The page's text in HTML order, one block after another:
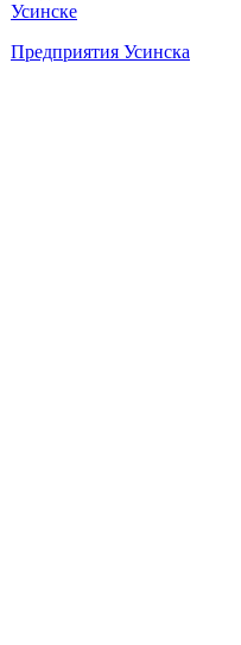
Усинске
Предприятия Усинска